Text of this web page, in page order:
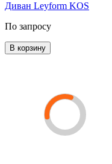
Диван Leyform KOS
По запросу
В корзину